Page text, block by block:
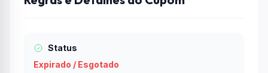
Status
Expirado / Esgotado